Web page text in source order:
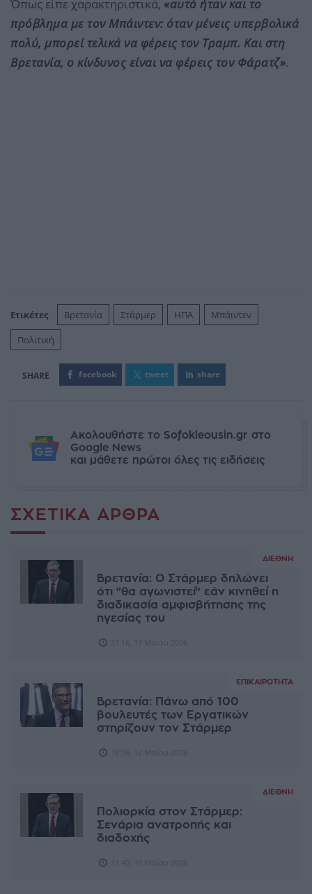
Όπως είπε χαρακτηριστικά, «αυτό ήταν και το
πρόβλημα με τον Μπάιντεν: όταν μένεις υπερβολικά
πολύ, μπορεί τελικά να φέρεις τον Τραμπ. Και στη
Βρετανία, ο κίνδυνος είναι να φέρεις τον Φάρατζ».
Ετικέτες Βρετανία Στάρμερ ΗΠΑ
Μπάιντεν
Πολιτική
facebook tweet share
Ακολουθήστε το Sofokleousin.gr στο
Google News
και μάθετε πρώτοι όλες τις ειδήσεις
ΣΧΕΤΙΚΆ ΆΡΘΡΑ
ΔΙΕΘΝΉ
Βρετανία: Ο Στάρμερ δηλώνει
ότι "θα αγωνιστεί" εάν κινηθεί η
διαδικασία αμφισβήτησης της
ηγεσίας του
ΕΠΙΚΑΙΡΌΤΗΤΑ
Βρετανία: Πάνω από 100
βουλευτές των Εργατικών
στηρίζουν τον Στάρμερ
ΔΙΕΘΝΉ
Πολιορκία στον Στάρμερ:
Σενάρια ανατροπής και
διαδοχής